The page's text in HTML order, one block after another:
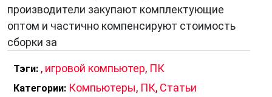
производители закупают комплектующие
оптом и частично компенсируют стоимость
сборки за
Тэги: , игровой компьютер, ПК
Категории: Компьютеры, ПК, Статьи